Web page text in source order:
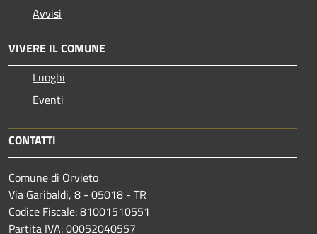
Avvisi
VIVERE IL COMUNE
Luoghi
Eventi
CONTATTI
Comune di Orvieto
Via Garibaldi, 8 - 05018 - TR
Codice Fiscale: 81001510551
Partita IVA: 00052040557